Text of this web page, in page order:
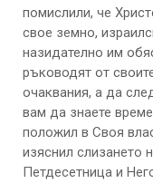
помислили, че
свое земно,
назидателно им
ръководят от
очаквания, а да
вам да знаете
положил в Своя
изяснил слизането
Петдесетница и